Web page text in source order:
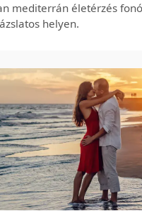
mediterrán életérzés
helyen.